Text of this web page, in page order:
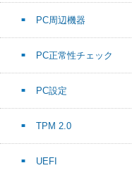
PC周辺機器
PC正常性チェック
PC設定
TPM 2.0
UEFI